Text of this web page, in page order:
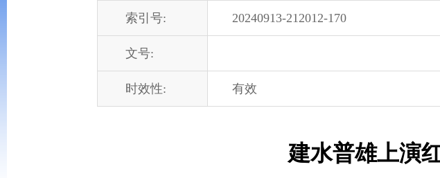
索引号: 20240913-212012-170
文号:
时效性: 有效
建水普雄上演